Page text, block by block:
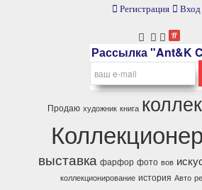
Регистрация
Вход
Рассылка "Ant&K
Продаю художник книга
Коллекционер
выставка фарфор фото вов
коллекционирование история Авто